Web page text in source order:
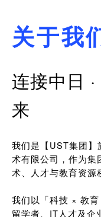
关于我
连接中日
来
我们是【UST集团】
术有限公司，作为集
术、人才与教育资源
我们以「科技 × 教
留学者、IT人才及企